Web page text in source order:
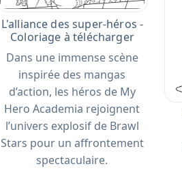
L'alliance des super-héros -
Coloriage à télécharger
Dans une immense scène
inspirée des mangas
d’action, les héros de My
Hero Academia rejoignent
l’univers explosif de Brawl
Stars pour un affrontement
spectaculaire.